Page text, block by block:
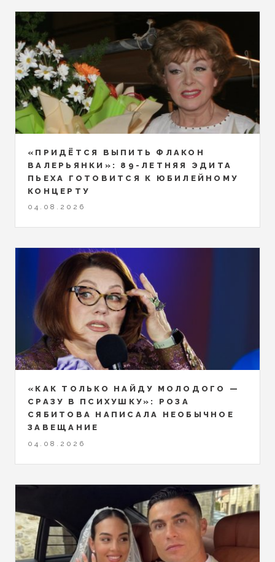
«ПРИДЁТСЯ ВЫПИТЬ ФЛАКОН
ВАЛЕРЬЯНКИ»: 89-ЛЕТНЯЯ ЭДИТА
ПЬЕХА ГОТОВИТСЯ К ЮБИЛЕЙНОМУ
КОНЦЕРТУ
04.08.2026
«КАК ТОЛЬКО НАЙДУ МОЛОДОГО —
СРАЗУ В ПСИХУШКУ»: РОЗА
СЯБИТОВА НАПИСАЛА НЕОБЫЧНОЕ
ЗАВЕЩАНИЕ
04.08.2026